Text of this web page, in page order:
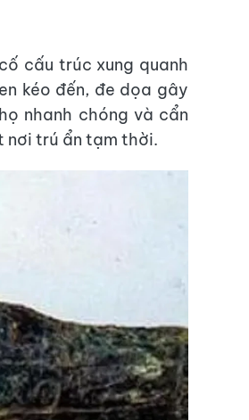
cấu trúc xung quanh
kéo đến, đe dọa gây
nhanh chóng và cẩn
nơi trú ẩn tạm thời.